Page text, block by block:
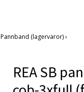
Pannband (lagervaror)›
REA SB